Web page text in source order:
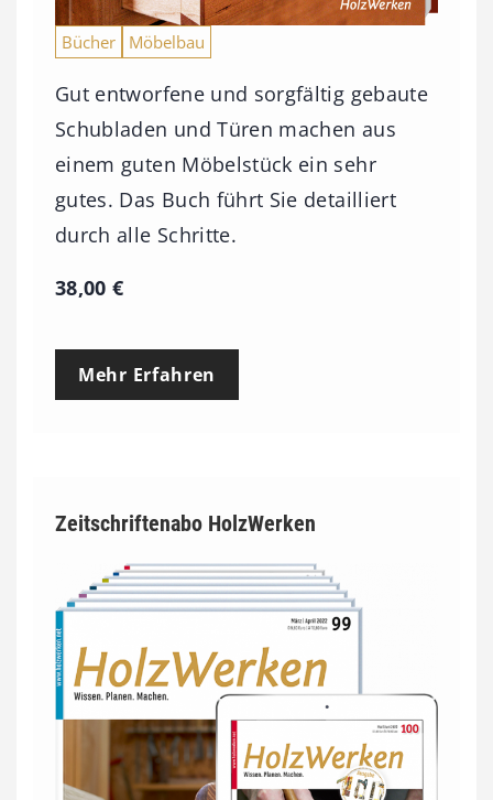
Bücher Möbelbau
Gut entworfene und sorgfältig gebaute
Schubladen und Türen machen aus
einem guten Möbelstück ein sehr
gutes. Das Buch führt Sie detailliert
durch alle Schritte.
38,00€
Mehr Erfahren
Zeitschriftenabo HolzWerken